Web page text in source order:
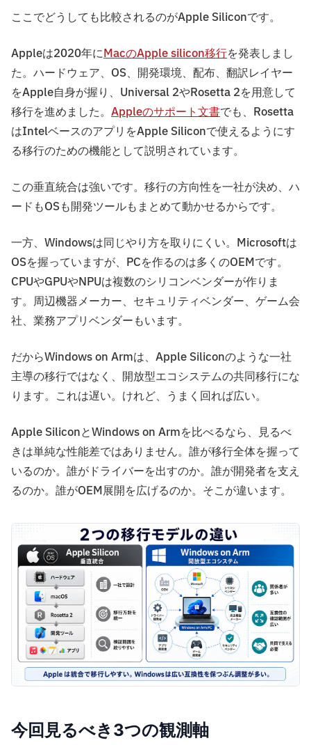
ここでどうしても比較されるのがApple Siliconです。
Appleは2020年にMacのApple silicon移行を発表しまし
た。ハードウェア、OS、開発環境、配布、翻訳レイヤー
をApple自身が握り、Universal 2やRosetta 2を用意して
移行を進めました。 Appleのサポート文書でも、Rosetta
はIntelベースのアプリをApple Siliconで使えるようにす
る移行のための機能として説明されています。
この垂直統合は強いです。移行の方向性を一社が決め、ハ
ードもOSも開発ツールもまとめて動かせるからです。
一方、Windowsは同じやり方を取りにくい。Microsoftは
OSを握っていますが、PCを作るのは多くのOEMです。
CPUやGPUやNPUは複数のシリコンベンダーが作りま
す。周辺機器メーカー、セキュリティベンダー、ゲーム会
社、業務アプリベンダーもいます。
だからWindows on Armは、Apple Siliconのような一社
主導の移行ではなく、開放型エコシステムの共同移行にな
ります。これは遅い。けれど、うまく回れば広い。
Apple SiliconとWindows on Armを比べるなら、見るべ
きは単純な性能差ではありません。誰が移行全体を握って
いるのか。誰がドライバーを出すのか。誰が開発者を支え
るのか。誰がOEM展開を広げるのか。そこが違います。
今回見るべき3つの観測軸